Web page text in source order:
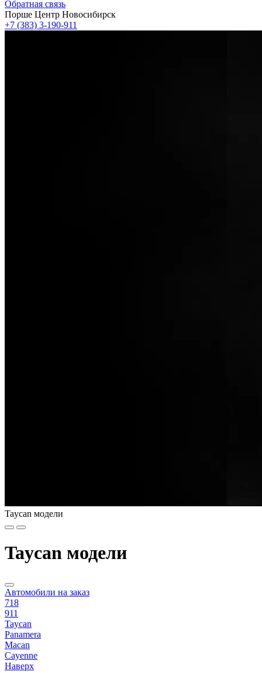
Обратная связь
Порше Центр Новосибирск
+7 (383) 3-190-911
Taycan модели
Taycan модели
Автомобили на заказ
718
911
Taycan
Panamera
Macan
Cayenne
Наверх